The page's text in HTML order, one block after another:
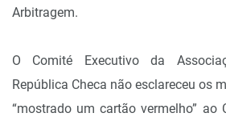
Arbitragem.
O Comité Executivo da
República Checa não esclareceu os
“mostrado um cartão vermelho” ao